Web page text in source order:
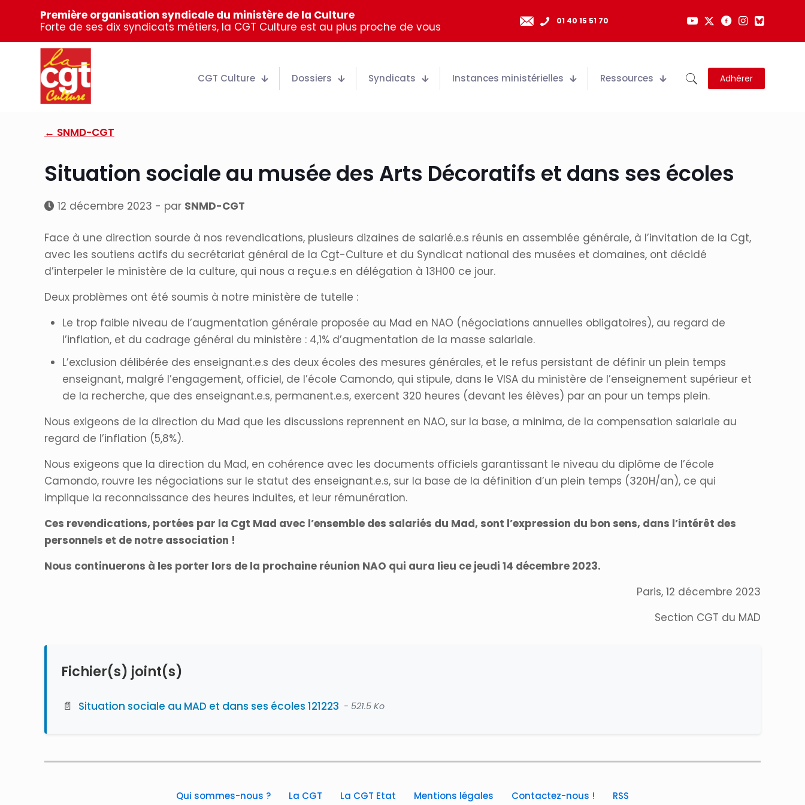
Première organisation syndicale du ministère de la Culture
Forte de ses dix syndicats métiers, la CGT Culture est au plus proche de vous
01 40 15 51 70
CGT Culture Dossiers Syndicats Instances ministérielles Ressources Adhérer
← SNMD-CGT
Situation sociale au musée des Arts Décoratifs et dans ses écoles
12 décembre 2023 - par SNMD-CGT
Face à une direction sourde à nos revendications, plusieurs dizaines de salarié.e.s réunis en assemblée générale, à l’invitation de la Cgt,
avec les soutiens actifs du secrétariat général de la Cgt-Culture et du Syndicat national des musées et domaines, ont décidé
d’interpeler le ministère de la culture, qui nous a reçu.e.s en délégation à 13H00 ce jour.
Deux problèmes ont été soumis à notre ministère de tutelle :
Le trop faible niveau de l’augmentation générale proposée au Mad en NAO (négociations annuelles obligatoires), au regard de
l’inflation, et du cadrage général du ministère : 4,1% d’augmentation de la masse salariale.
L’exclusion délibérée des enseignant.e.s des deux écoles des mesures générales, et le refus persistant de définir un plein temps
enseignant, malgré l’engagement, officiel, de l’école Camondo, qui stipule, dans le VISA du ministère de l’enseignement supérieur et
de la recherche, que des enseignant.e.s, permanent.e.s, exercent 320 heures (devant les élèves) par an pour un temps plein.
Nous exigeons de la direction du Mad que les discussions reprennent en NAO, sur la base, a minima, de la compensation salariale au
regard de l’inflation (5,8%).
Nous exigeons que la direction du Mad, en cohérence avec les documents officiels garantissant le niveau du diplôme de l’école
Camondo, rouvre les négociations sur le statut des enseignant.e.s, sur la base de la définition d’un plein temps (320H/an), ce qui
implique la reconnaissance des heures induites, et leur rémunération.
Ces revendications, portées par la Cgt Mad avec l’ensemble des salariés du Mad, sont l’expression du bon sens, dans l’intérêt des
personnels et de notre association !
Nous continuerons à les porter lors de la prochaine réunion NAO qui aura lieu ce jeudi 14 décembre 2023.
Paris, 12 décembre 2023
Section CGT du MAD
Fichier(s) joint(s)
📄 Situation sociale au MAD et dans ses écoles 121223 - 521.5 Ko
Qui sommes-nous ? La CGT La CGT Etat Mentions légales Contactez-nous ! RSS